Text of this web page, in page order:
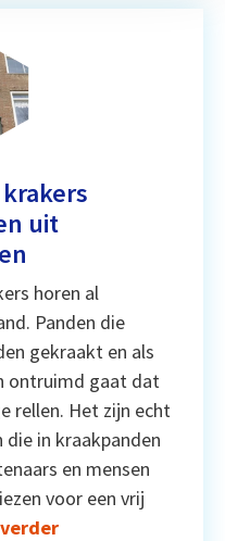
uit
horen al
Panden die
gekraakt en als
ontruimd gaat dat
rellen. Het zijn echt
in kraakpanden
en mensen
voor een vrij